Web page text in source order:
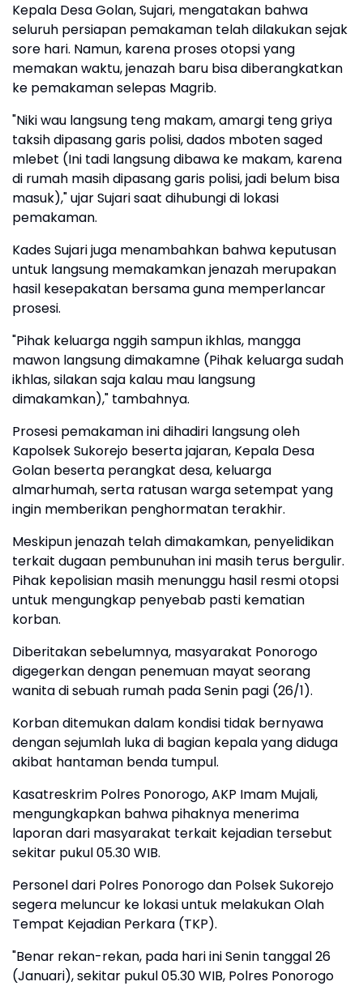
Kepala Desa Golan, Sujari, mengatakan bahwa
seluruh persiapan pemakaman telah dilakukan sejak
sore hari. Namun, karena proses otopsi yang
memakan waktu, jenazah baru bisa diberangkatkan
ke pemakaman selepas Magrib.
"Niki wau langsung teng makam, amargi teng griya
taksih dipasang garis polisi, dados mboten saged
mlebet (Ini tadi langsung dibawa ke makam, karena
di rumah masih dipasang garis polisi, jadi belum bisa
masuk)," ujar Sujari saat dihubungi di lokasi
pemakaman.
Kades Sujari juga menambahkan bahwa keputusan
untuk langsung memakamkan jenazah merupakan
hasil kesepakatan bersama guna memperlancar
prosesi.
"Pihak keluarga nggih sampun ikhlas, mangga
mawon langsung dimakamne (Pihak keluarga sudah
ikhlas, silakan saja kalau mau langsung
dimakamkan)," tambahnya.
Prosesi pemakaman ini dihadiri langsung oleh
Kapolsek Sukorejo beserta jajaran, Kepala Desa
Golan beserta perangkat desa, keluarga
almarhumah, serta ratusan warga setempat yang
ingin memberikan penghormatan terakhir.
Meskipun jenazah telah dimakamkan, penyelidikan
terkait dugaan pembunuhan ini masih terus bergulir.
Pihak kepolisian masih menunggu hasil resmi otopsi
untuk mengungkap penyebab pasti kematian
korban.
Diberitakan sebelumnya, masyarakat Ponorogo
digegerkan dengan penemuan mayat seorang
wanita di sebuah rumah pada Senin pagi (26/1).
Korban ditemukan dalam kondisi tidak bernyawa
dengan sejumlah luka di bagian kepala yang diduga
akibat hantaman benda tumpul.
Kasatreskrim Polres Ponorogo, AKP Imam Mujali,
mengungkapkan bahwa pihaknya menerima
laporan dari masyarakat terkait kejadian tersebut
sekitar pukul 05.30 WIB.
Personel dari Polres Ponorogo dan Polsek Sukorejo
segera meluncur ke lokasi untuk melakukan Olah
Tempat Kejadian Perkara (TKP).
"Benar rekan-rekan, pada hari ini Senin tanggal 26
(Januari), sekitar pukul 05.30 WIB, Polres Ponorogo